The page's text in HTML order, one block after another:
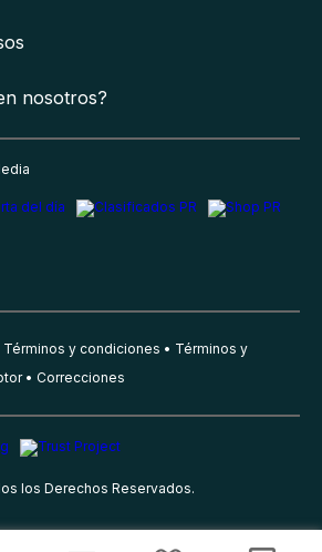
nosotros?
Términos y condiciones
Términos y
Correcciones
los Derechos Reservados.